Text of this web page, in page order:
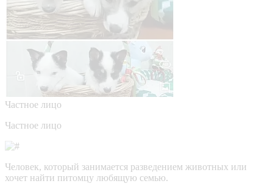
Частное лицо
Частное лицо
Человек, который занимается разведением животных или
хочет найти питомцу любящую семью.